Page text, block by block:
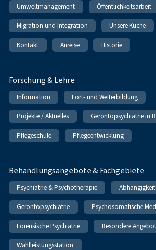
Umweltmanagement Öffentlichkeitsarbeit
Migration und Integration Unsere Küche
Kontakt Anreise Historie
Forschung & Lehre
Information Fort- und Weiterbildung
Projekte / Aktuelles Gerontopsychiatrie in
Pflegeschule Pflegeentwicklung
Behandlungsangebote & Fachgebiete
Psychiatrie & Psychotherapie
Gerontopsychiatrie Psychosomatische
Forensische Psychiatrie Besondere
Wahlleistungsstation